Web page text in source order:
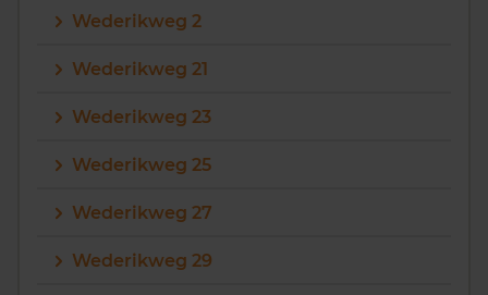
Wederikweg 2
Wederikweg 21
Wederikweg 23
Wederikweg 25
Wederikweg 27
Wederikweg 29